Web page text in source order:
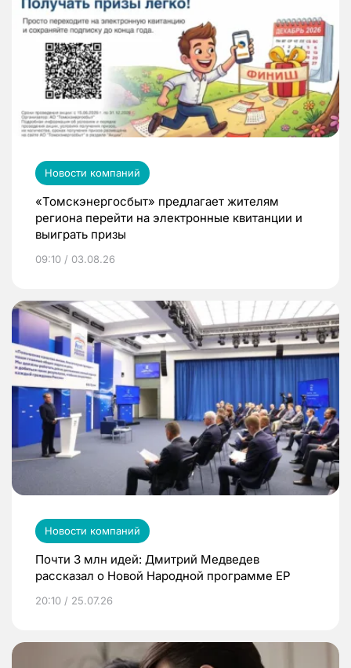
Новости компаний
«Томскэнергосбыт» предлагает жителям
региона перейти на электронные квитанции и
выиграть призы
09:10 / 03.08.26
Новости компаний
Почти 3 млн идей: Дмитрий Медведев
рассказал о Новой Народной программе ЕР
20:10 / 25.07.26